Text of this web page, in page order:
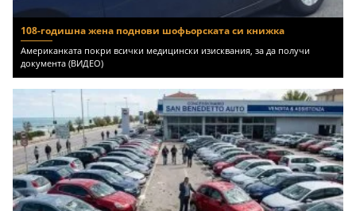
108-годишна жена поднови шофьорската си книжка
Американката покри всички медицински изисквания, за да получи
документа (ВИДЕО)